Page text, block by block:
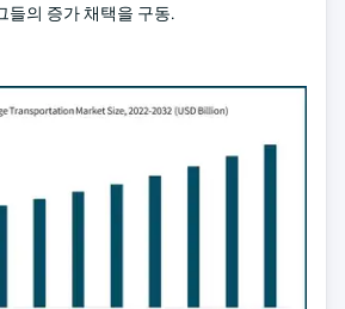
들의 증가 채택을 구동.